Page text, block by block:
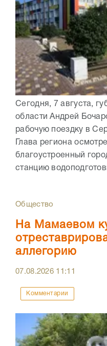
Сегодня, 7 августа,
области Андрей
рабочую поездку в
Глава региона
благоустроенный
станцию
Общество
На Мамаевом
аллегорию
07.08.2026 11:11
Комментарии